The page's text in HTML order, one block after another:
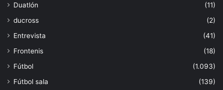
Duatlón
(11)
ducross
(2)
Entrevista
(41)
Frontenis
(18)
Fútbol
(1.093)
Fútbol sala
(139)